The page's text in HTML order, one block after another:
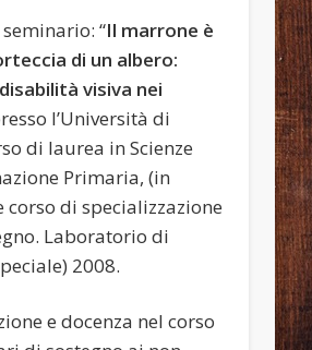
“Il marrone è
di un albero:
visiva nei
l’Università di
di laurea in Scienze
Primaria, (in
di specializzazione
Laboratorio di
2008.
e docenza nel corso